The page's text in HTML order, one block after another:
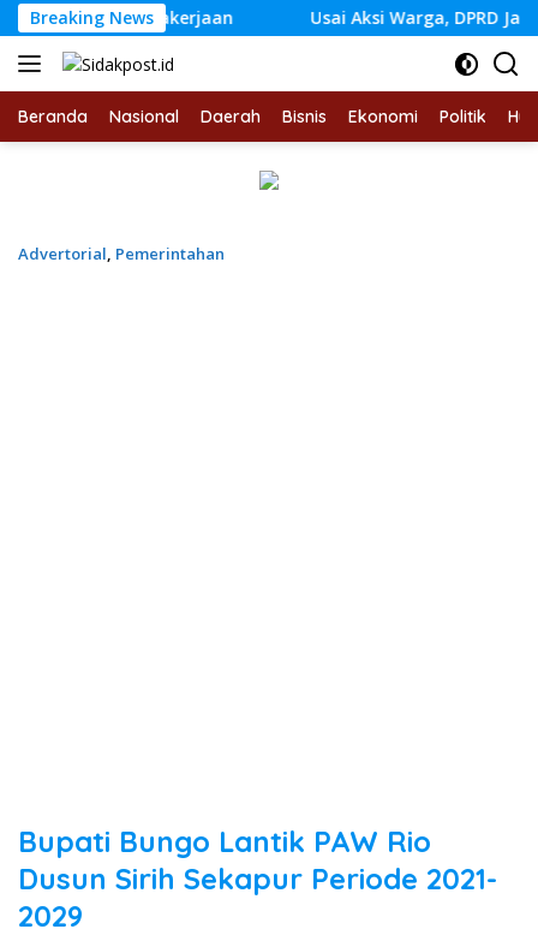
Langsung
ke
konten
Breaking News Usai Aksi Warga, DPRD Jambi Siapkan
Beranda Nasional Daerah Bisnis Ekonomi Politik
Advertorial, Pemerintahan
Bupati Bungo Lantik PAW Rio
Dusun Sirih Sekapur Periode 2021-
2029